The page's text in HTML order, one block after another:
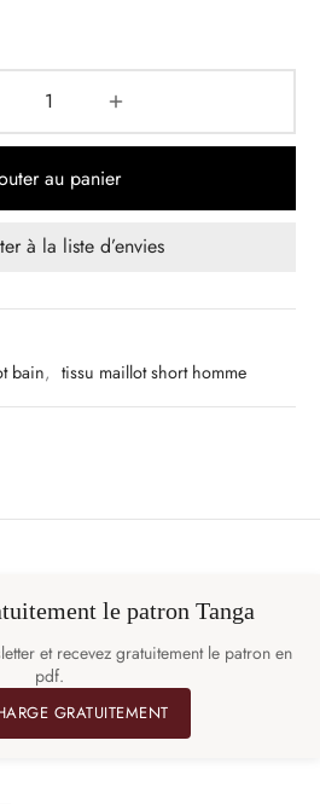
au panier
à la liste d’envies
bain, tissu maillot short homme
le patron Tanga
et recevez gratuitement le patron en
pdf.
GRATUITEMENT